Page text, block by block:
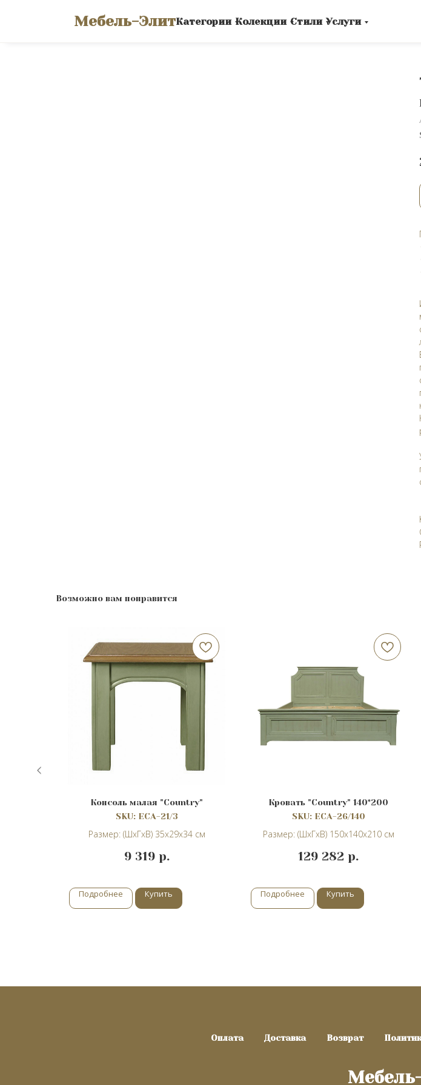
Мебель-ЭлитКатегории Колекции Стили Услуги
Возможно вам понравится
Консоль малая "Сountry"
SKU: ECA-21/3
Размер: (ШхГхВ) 35х29х34 см
9 319 р.
Подробнее Купить
Кровать "Сountry" 140*200
SKU: ECA-26/140
Размер: (ШхГхВ) 150х140х210 см
129 282 р.
Подробнее Купить
Оплата Доставка Возврат